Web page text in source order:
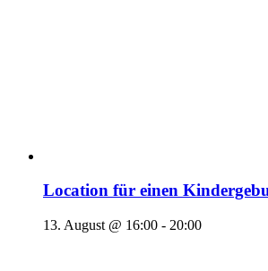
Location für einen
13. August @ 16:00 - 20:00